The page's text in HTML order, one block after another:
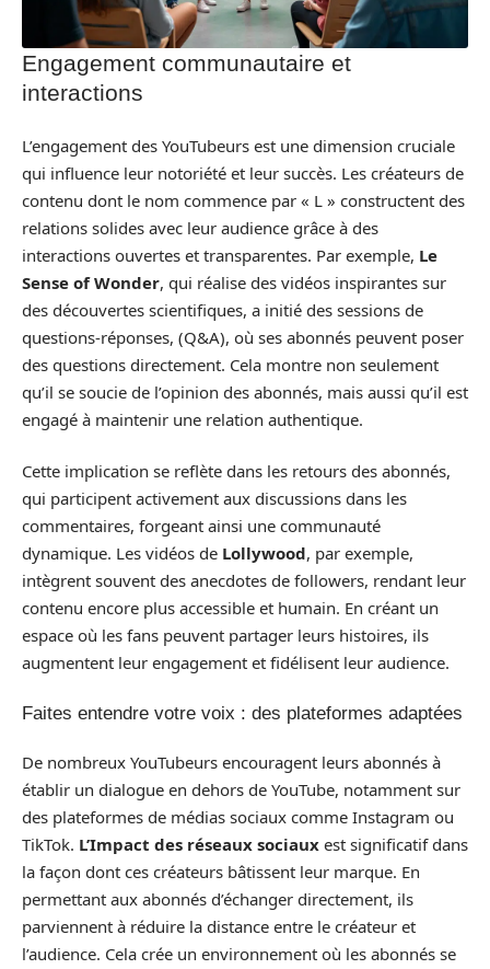
Engagement communautaire et
interactions
L’engagement des YouTubeurs est une dimension cruciale
qui influence leur notoriété et leur succès. Les créateurs de
contenu dont le nom commence par « L » constructent des
relations solides avec leur audience grâce à des
interactions ouvertes et transparentes. Par exemple, Le
Sense of Wonder, qui réalise des vidéos inspirantes sur
des découvertes scientifiques, a initié des sessions de
questions-réponses, (Q&A), où ses abonnés peuvent poser
des questions directement. Cela montre non seulement
qu’il se soucie de l’opinion des abonnés, mais aussi qu’il est
engagé à maintenir une relation authentique.
Cette implication se reflète dans les retours des abonnés,
qui participent activement aux discussions dans les
commentaires, forgeant ainsi une communauté
dynamique. Les vidéos de Lollywood, par exemple,
intègrent souvent des anecdotes de followers, rendant leur
contenu encore plus accessible et humain. En créant un
espace où les fans peuvent partager leurs histoires, ils
augmentent leur engagement et fidélisent leur audience.
Faites entendre votre voix : des plateformes adaptées
De nombreux YouTubeurs encouragent leurs abonnés à
établir un dialogue en dehors de YouTube, notamment sur
des plateformes de médias sociaux comme Instagram ou
TikTok. L’Impact des réseaux sociaux est significatif dans
la façon dont ces créateurs bâtissent leur marque. En
permettant aux abonnés d’échanger directement, ils
parviennent à réduire la distance entre le créateur et
l’audience. Cela crée un environnement où les abonnés se